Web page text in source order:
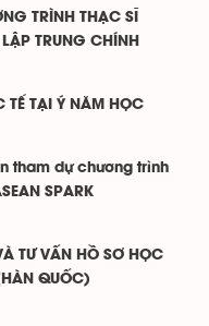
TRÌNH THẠC SĨ
TRUNG CHÍNH
TẾ TẠI Ý NĂM HỌC
tham dự chương trình
SPARK
TƯ VẤN HỒ SƠ HỌC
QUỐC)